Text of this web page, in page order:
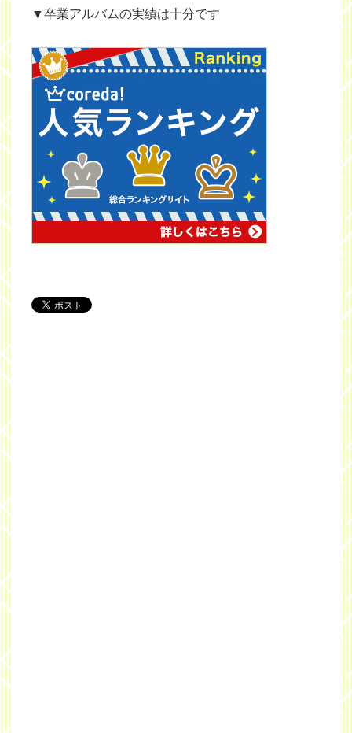
▼卒業アルバムの実績は十分です